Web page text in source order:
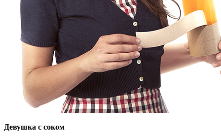
Девушка с соком